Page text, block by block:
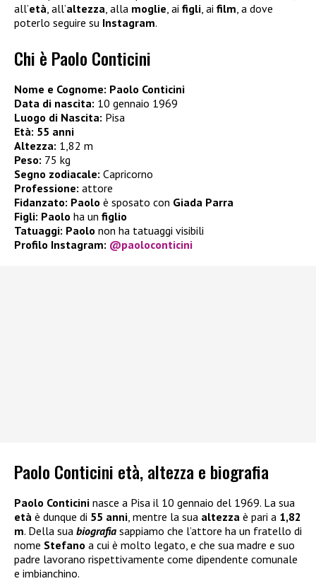
all’età , all’altezza , alla moglie , ai figli , ai film , a dove
poterlo seguire su Instagram.
Chi è Paolo Conticini
Nome e Cognome: Paolo Conticini
Data di nascita: 10 gennaio 1969
Luogo di Nascita: Pisa
Età: 55 anni
Altezza: 1,82 m
Peso: 75 kg
Segno zodiacale: Capricorno
Professione: attore
Fidanzato: Paolo è sposato con Giada Parra
Figli: Paolo ha un figlio
Tatuaggi: Paolo non ha tatuaggi visibili
Profilo Instagram: @paoloconticini
Paolo Conticini età, altezza e biografia
Paolo Conticini nasce a Pisa il 10 gennaio del 1969. La sua
età è dunque di 55 anni , mentre la sua altezza è pari a 1,82
m. Della sua biografia sappiamo che l’attore ha un fratello di
nome Stefano a cui è molto legato, e che sua madre e suo
padre lavorano rispettivamente come dipendente comunale
e imbianchino.